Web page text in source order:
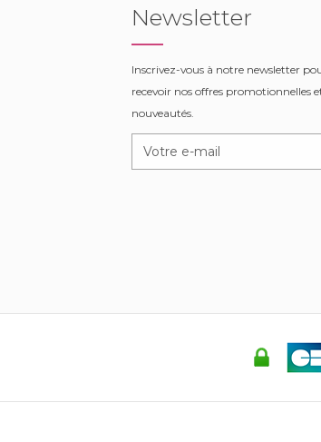
Newsletter
Inscrivez-vous à notre newsletter
recevoir nos offres promotionnelles
nouveautés.